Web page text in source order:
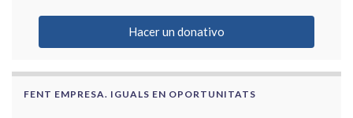
Hacer un donativo
FENT EMPRESA. IGUALS EN OPORTUNITATS